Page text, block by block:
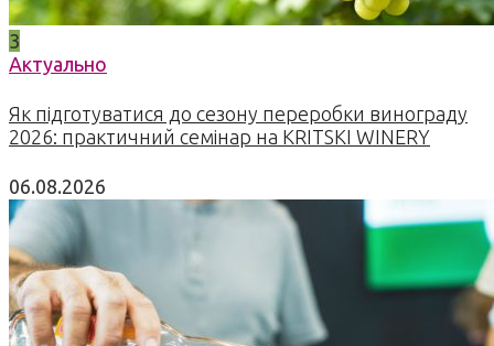
3
Актуально
Як підготуватися до сезону переробки винограду
2026: практичний семінар на KRITSKI WINERY
06.08.2026